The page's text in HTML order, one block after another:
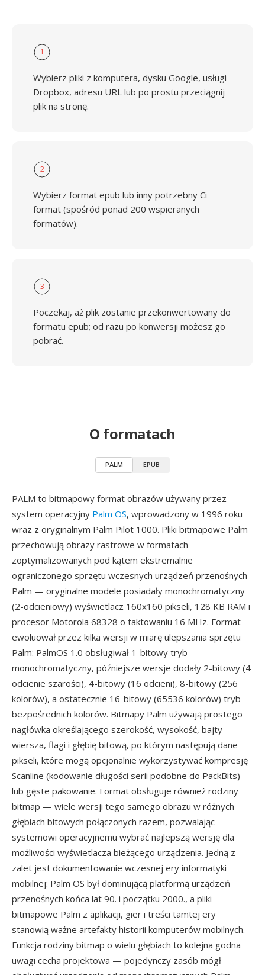
1
Wybierz pliki z komputera, dysku Google, usługi
Dropbox, adresu URL lub po prostu przeciągnij
plik na stronę.
2
Wybierz format epub lub inny potrzebny Ci
format (spośród ponad 200 wspieranych
formatów).
3
Poczekaj, aż plik zostanie przekonwertowany do
formatu epub; od razu po konwersji możesz go
pobrać.
O formatach
PALM EPUB
PALM to bitmapowy format obrazów używany przez
system operacyjny Palm OS, wprowadzony w 1996 roku
wraz z oryginalnym Palm Pilot 1000. Pliki bitmapowe Palm
przechowują obrazy rastrowe w formatach
zoptymalizowanych pod kątem ekstremalnie
ograniczonego sprzętu wczesnych urządzeń przenośnych
Palm — oryginalne modele posiadały monochromatyczny
(2-odcieniowy) wyświetlacz 160x160 pikseli, 128 KB RAM i
procesor Motorola 68328 o taktowaniu 16 MHz. Format
ewoluował przez kilka wersji w miarę ulepszania sprzętu
Palm: PalmOS 1.0 obsługiwał 1-bitowy tryb
monochromatyczny, późniejsze wersje dodały 2-bitowy (4
odcienie szarości), 4-bitowy (16 odcieni), 8-bitowy (256
kolorów), a ostatecznie 16-bitowy (65536 kolorów) tryb
bezpośrednich kolorów. Bitmapy Palm używają prostego
nagłówka określającego szerokość, wysokość, bajty
wiersza, flagi i głębię bitową, po którym następują dane
pikseli, które mogą opcjonalnie wykorzystywać kompresję
Scanline (kodowanie długości serii podobne do PackBits)
lub gęste pakowanie. Format obsługuje również rodziny
bitmap — wiele wersji tego samego obrazu w różnych
głębiach bitowych połączonych razem, pozwalając
systemowi operacyjnemu wybrać najlepszą wersję dla
możliwości wyświetlacza bieżącego urządzenia. Jedną z
zalet jest dokumentowanie wczesnej ery informatyki
mobilnej: Palm OS był dominującą platformą urządzeń
przenośnych końca lat 90. i początku 2000., a pliki
bitmapowe Palm z aplikacji, gier i treści tamtej ery
stanowią ważne artefakty historii komputerów mobilnych.
Funkcja rodziny bitmap o wielu głębiach to kolejna godna
uwagi cecha projektowa — pojedynczy zasób mógł